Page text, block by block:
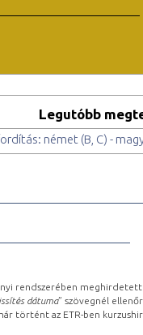
Legutóbb
német (B, C) -
rendszerében
dátuma” szövegnél
történt az ETR-ben